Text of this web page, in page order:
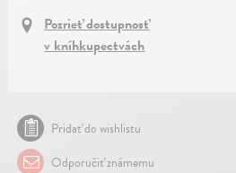
Pozrieť dostupnosť
v kníhkupectvách
Pridať do wishlistu
Odporučiť známemu